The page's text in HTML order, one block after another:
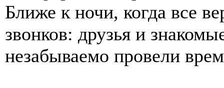
Ближе к ночи, когда все
звонков: друзья и
незабываемо провели